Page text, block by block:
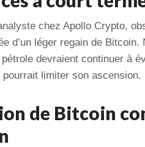
chez Apollo Crypto,
d’un léger regain de
pétrole devraient continuer à
limiter son ascension.
de Bitcoin